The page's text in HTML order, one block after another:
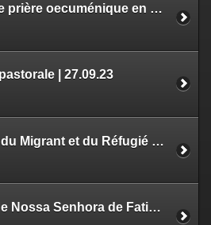
Veillée de prière oecuménique en amont du Synode | 30.09.23
| 27.09.23
Journée du Migrant et du Réfugié | 24.09.23
Servas de Nossa Senhora de Fatima | 17.09.23